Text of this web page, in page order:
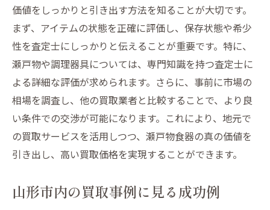
価値をしっかりと引き出す方法を知ることが大切です。
まず、アイテムの状態を正確に評価し、保存状態や希少
性を査定士にしっかりと伝えることが重要です。特に、
瀬戸物や調理器具については、専門知識を持つ査定士に
よる詳細な評価が求められます。さらに、事前に市場の
相場を調査し、他の買取業者と比較することで、より良
い条件での交渉が可能になります。これにより、地元で
の買取サービスを活用しつつ、瀬戸物食器の真の価値を
引き出し、高い買取価格を実現することができます。
山形市内の買取事例に見る成功例